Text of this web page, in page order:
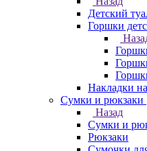
Детский
Горшки
Накладки
Сумки и рюкзаки
Назад
Сумки и
Рюкзаки